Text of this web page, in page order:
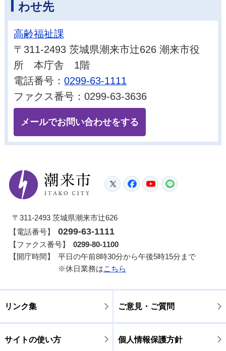
わせ先
高齢福祉課
〒311-2493 茨城県潮来市辻626 潮来市役
所 本庁舎 1階
電話番号：0299-63-1111
ファクス番号：0299-63-3636
メールでお問い合わせをする
潮来市
TwitterFacebook
YouTube
〒311-2493 茨城県潮来市辻626
【電話番号】
0299-63-1111
【ファクス番号】
0299-80-1100
【開庁時間】
平日の午前8時30分から午後5時15分まで
※休日業務はこちら
リンク集 ご意見・ご質問
サイトの使い方 個人情報保護方針